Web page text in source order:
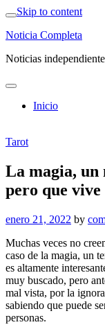
Skip to content
Noticia Completa
Noticias
Inicio
Tarot
La magia, un
pero que
enero 21, 2022 by
Muchas veces no
caso de la magia, un
es altamente
muy buscado, pero
mal vista, por la
sabiendo que puede
personas.